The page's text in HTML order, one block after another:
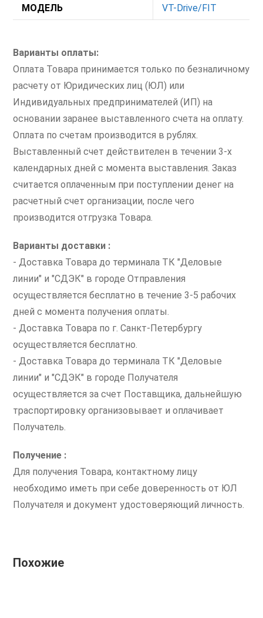
МОДЕЛЬ VT-Drive/FIT
Варианты оплаты:
Оплата Товара принимается только по безналичному
расчету от Юридических лиц (ЮЛ) или
Индивидуальных предпринимателей (ИП) на
основании заранее выставленного счета на оплату.
Оплата по счетам производится в рублях.
Выставленный счет действителен в течении 3-х
календарных дней с момента выставления. Заказ
считается оплаченным при поступлении денег на
расчетный счет организации, после чего
производится отгрузка Товара.
Варианты доставки :
- Доставка Товара до терминала ТК "Деловые
линии" и "СДЭК" в городе Отправления
осуществляется бесплатно в течение 3-5 рабочих
дней с момента получения оплаты.
- Доставка Товара по г. Санкт-Петербургу
осуществляется бесплатно.
- Доставка Товара до терминала ТК "Деловые
линии" и "СДЭК" в городе Получателя
осуществляется за счет Поставщика, дальнейшую
траспортировку организовывает и оплачивает
Получатель.
Получение :
Для получения Товара, контактному лицу
необходимо иметь при себе доверенность от ЮЛ
Получателя и документ удостоверяющий личность.
Похожие